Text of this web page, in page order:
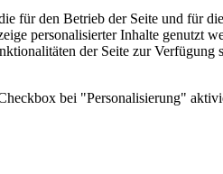
für den Betrieb der Seite und für
personalisierter Inhalte genutzt
der Seite zur Verfügung
bei "Personalisierung"